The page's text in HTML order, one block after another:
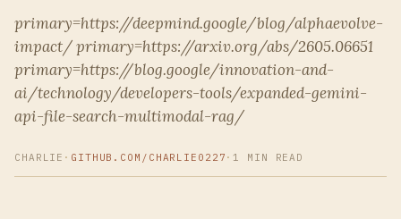
primary=https://deepmind.google/blog/alphaevolve-
impact/ primary=https://arxiv.org/abs/2605.06651
primary=https://blog.google/innovation-and-
ai/technology/developers-tools/expanded-gemini-
api-file-search-multimodal-rag/
CHARLIE · GITHUB.COM/CHARLIE0227 · 1 MIN READ